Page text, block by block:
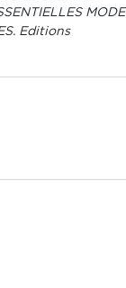
MODE
Editions